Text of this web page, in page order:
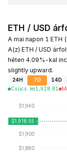
ETH / USD
A mai napon 1
A(z) ETH / USD
héten 4.09%-kal
slightly upward.
24H 7D 14D
Csúcs: lei1,928.81